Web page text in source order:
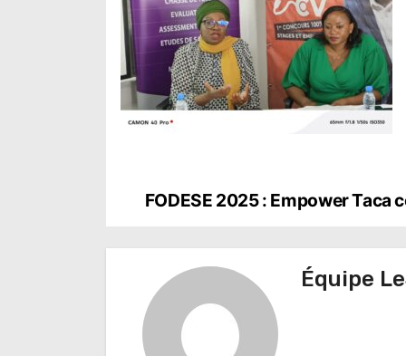
a
FODESE 2025 : Empower
Équipe